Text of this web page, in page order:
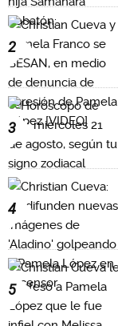
2
3
4
5